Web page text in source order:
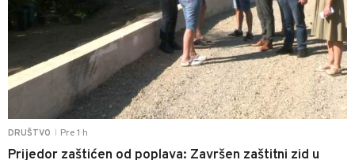
DRUŠTVO Pre 1 h
Prijedor zaštićen od poplava: Završen zaštitni zid u